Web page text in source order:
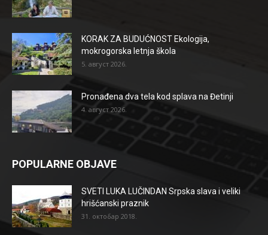
KORAK ZA BUDUĆNOST Ekologija,
mokrogorska letnja škola
5. август 2026.
Pronađena dva tela kod splava na Đetinji
4. август 2026.
POPULARNE OBJAVE
SVETI LUKA LUČINDAN Srpska slava i veliki
hrišćanski praznik
31. октобар 2018.